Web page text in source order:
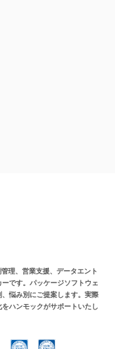
理、営業支援、データエント
です。パッケージソフトウェ
悩み別にご提案します。実際
ハンモックがサポートいたし